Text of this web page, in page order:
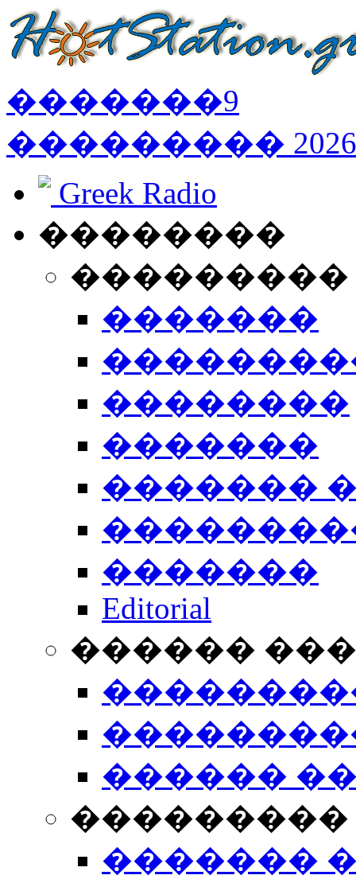
�������9
��������� 2026
Greek Radio
��������
�������
��������
�������
�������
�������
Editorial
������
������
���������
�������